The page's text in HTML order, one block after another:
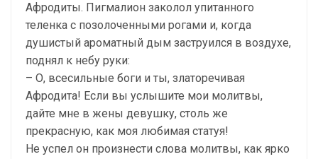
Афродиты. Пигмалион заколол упитанного
теленка с позолоченными рогами и, когда
душистый ароматный дым заструился в воздухе,
поднял к небу руки:
– О, всесильные боги и ты, златоречивая
Афродита! Если вы услышите мои молитвы,
дайте мне в жены девушку, столь же
прекрасную, как моя любимая статуя!
Не успел он произнести слова молитвы, как ярко